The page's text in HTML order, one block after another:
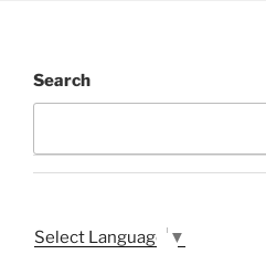
Search
Select Language ▼